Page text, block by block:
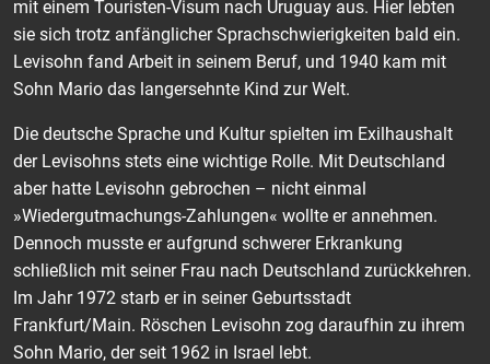
mit einem Touristen-Visum nach Uruguay aus. Hier lebten
sie sich trotz anfänglicher Sprachschwierigkeiten bald ein.
Levisohn fand Arbeit in seinem Beruf, und 1940 kam mit
Sohn Mario das langersehnte Kind zur Welt.
Die deutsche Sprache und Kultur spielten im Exilhaushalt
der Levisohns stets eine wichtige Rolle. Mit Deutschland
aber hatte Levisohn gebrochen – nicht einmal
»Wiedergutmachungs-Zahlungen« wollte er annehmen.
Dennoch musste er aufgrund schwerer Erkrankung
schließlich mit seiner Frau nach Deutschland zurückkehren.
Im Jahr 1972 starb er in seiner Geburtsstadt
Frankfurt/Main. Röschen Levisohn zog daraufhin zu ihrem
Sohn Mario, der seit 1962 in Israel lebt.